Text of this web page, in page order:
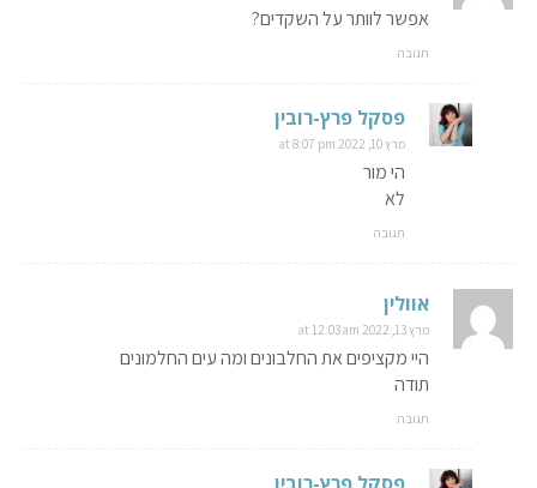
אפשר לוותר על השקדים?
תגובה
פסקל פרץ-רובין
מרץ 10, 2022 at 8:07 pm
הי מור
לא
תגובה
אוולין
מרץ 13, 2022 at 12:03 am
היי מקציפים את החלבונים ומה עים החלמונים
תודה
תגובה